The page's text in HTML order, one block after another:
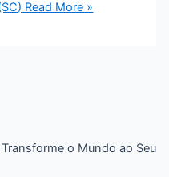
Read More »
o Mundo ao Seu